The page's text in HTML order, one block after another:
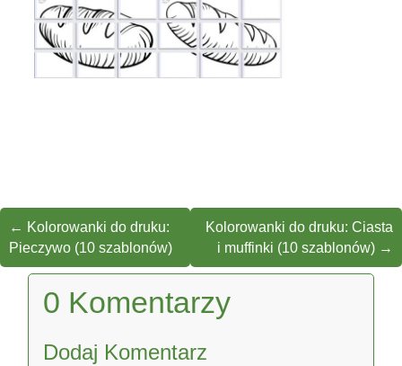
← Kolorowanki do druku:
Pieczywo (10 szablonów)
Kolorowanki do druku: Ciasta
i muffinki (10 szablonów) →
0 Komentarzy
Dodaj Komentarz